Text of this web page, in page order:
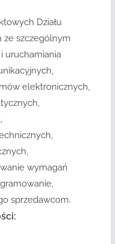
Działu
ze szczególnym
uruchamiania
elektronicznych,
wymagań
sprzedawcom.